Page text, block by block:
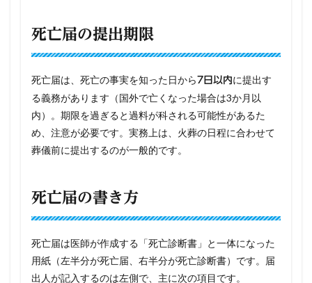
死亡届の提出期限
死亡届は、死亡の事実を知った日から7日以内 に提出す
る義務があります（国外で亡くなった場合は3か月以
内）。期限を過ぎると過料が科される可能性があるた
め、注意が必要です。実務上は、火葬の日程に合わせて
葬儀前に提出するのが一般的です。
死亡届の書き方
死亡届は医師が作成する「死亡診断書」と一体になった
用紙（左半分が死亡届、右半分が死亡診断書）です。届
出人が記入するのは左側で、主に次の項目です。